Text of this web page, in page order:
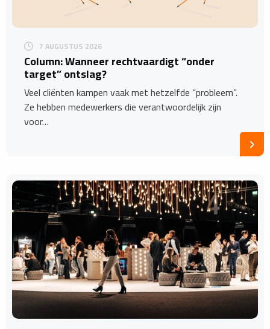
7 AUGUSTUS 2026
Column: Wanneer rechtvaardigt “onder
target” ontslag?
Veel cliënten kampen vaak met hetzelfde “probleem”.
Ze hebben medewerkers die verantwoordelijk zijn
voor…